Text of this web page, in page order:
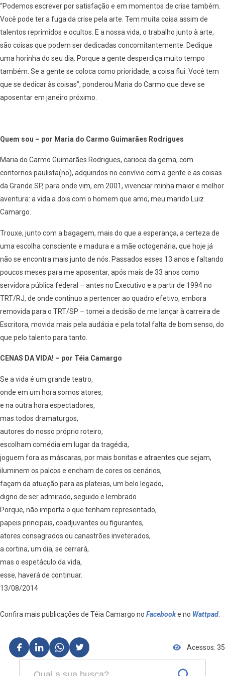
“Podemos escrever por satisfação e em momentos de crise também.
Você pode ter a fuga da crise pela arte. Tem muita coisa assim de
talentos reprimidos e ocultos. E a nossa vida, o trabalho junto à arte,
são coisas que podem ser dedicadas concomitantemente. Dedique
uma horinha do seu dia. Porque a gente desperdiça muito tempo
também. Se a gente se coloca como prioridade, a coisa flui. Você tem
que se dedicar às coisas”, ponderou Maria do Carmo que deve se
aposentar em janeiro próximo.
Quem sou – por Maria do Carmo Guimarães Rodrigues
Maria do Carmo Guimarães Rodrigues, carioca da gema, com
contornos paulista(no), adquiridos no convívio com a gente e as coisas
da Grande SP, para onde vim, em 2001, vivenciar minha maior e melhor
aventura: a vida a dois com o homem que amo, meu marido Luiz
Camargo.
Trouxe, junto com a bagagem, mais do que a esperança, a certeza de
uma escolha consciente e madura e a mãe octogenária, que hoje já
não se encontra mais junto de nós. Passados esses 13 anos e faltando
poucos meses para me aposentar, após mais de 33 anos como
servidora pública federal – antes no Executivo e a partir de 1994 no
TRT/RJ, de onde continuo a pertencer ao quadro efetivo, embora
removida para o TRT/SP – tomei a decisão de me lançar à carreira de
Escritora, movida mais pela audácia e pela total falta de bom senso, do
que pelo talento para tanto.
CENAS DA VIDA! – por Téia Camargo
Se a vida é um grande teatro,
onde em um hora somos atores,
e na outra hora espectadores,
mas todos dramaturgos,
autores do nosso próprio roteiro,
escolham comédia em lugar da tragédia,
joguem fora as máscaras, por mais bonitas e atraentes que sejam,
iluminem os palcos e encham de cores os cenários,
façam da atuação para as plateias, um belo legado,
digno de ser admirado, seguido e lembrado.
Porque, não importa o que tenham representado,
papeis principais, coadjuvantes ou figurantes,
atores consagrados ou canastrões inveterados,
a cortina, um dia, se cerrará,
mas o espetáculo da vida,
esse, haverá de continuar.
13/08/2014
Confira mais publicações de Téia Camargo no Facebooke no Wattpad
Acessos: 35